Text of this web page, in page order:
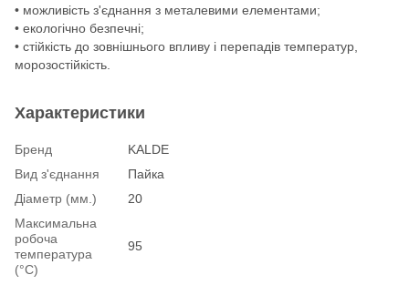
• можливість з'єднання з металевими елементами;
• екологічно безпечні;
• стійкість до зовнішнього впливу і перепадів температур,
морозостійкість.
Характеристики
Бренд
KALDE
Вид з'єднання
Пайка
Діаметр (мм.)
20
Максимальна
робоча
температура
(°С)
95